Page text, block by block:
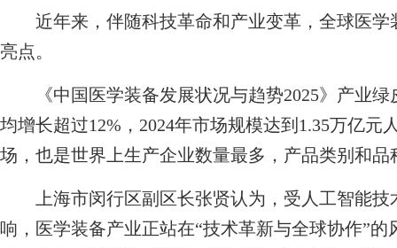
近年来，伴随科技革命和产业变革，全球医学
亮点。
《中国医学装备发展状况与趋势2025》产业绿
均增长超过12%，2024年市场规模达到1.35万亿
场，也是世界上生产企业数量最多，产品类别和品
上海市闵行区副区长张贤认为，受人工智能技
响，医学装备产业正站在“技术革新与全球协作”